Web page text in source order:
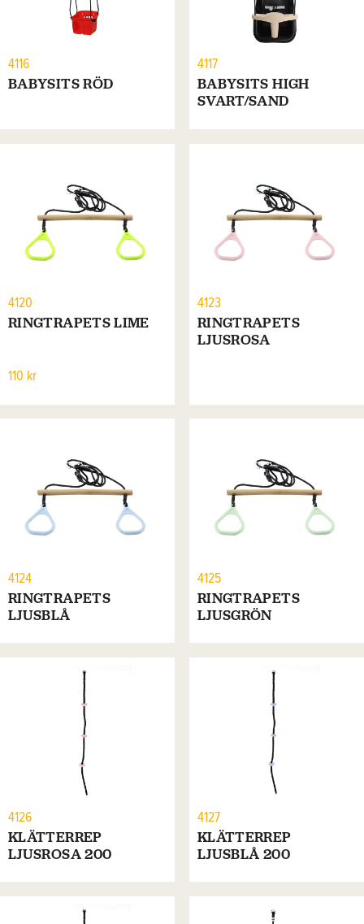
4116
BABYSITS RÖD
4117
BABYSITS HIGH
SVART/SAND
4120
RINGTRAPETS LIME
110 kr
4123
RINGTRAPETS
LJUSROSA
4124
RINGTRAPETS
LJUSBLÅ
4125
RINGTRAPETS
LJUSGRÖN
4126
KLÄTTERREP
LJUSROSA 200
4127
KLÄTTERREP
LJUSBLÅ 200